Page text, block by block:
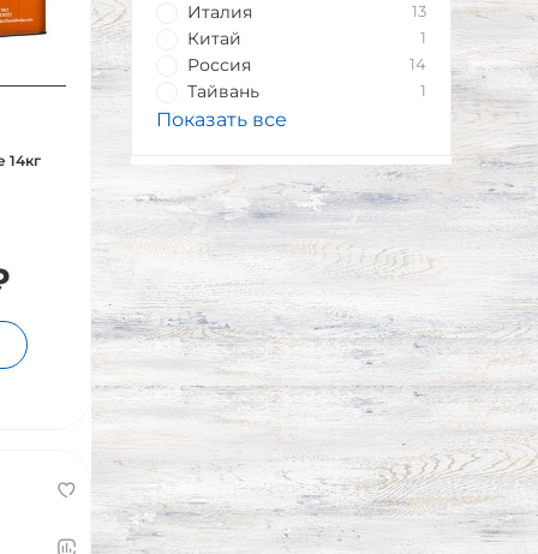
14кг
Италия 13
Китай 1
Россия 14
Тайвань 1
Показать все